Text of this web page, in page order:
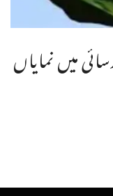
میں نمایاں